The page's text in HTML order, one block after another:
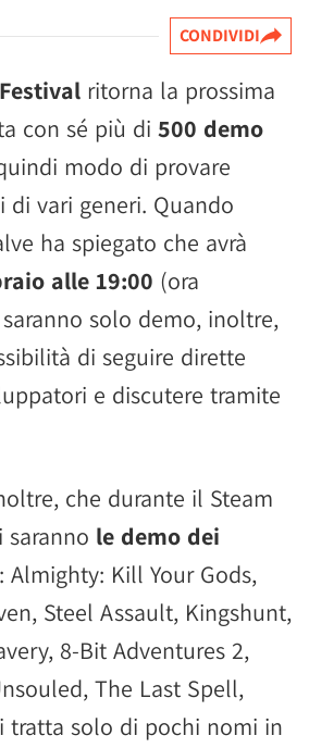
CONDIVIDI
ritorna la prossima
con sé più di 500 demo
modo di provare
vari generi. Quando
ha spiegato che avrà
alle 19:00 (ora
solo demo, inoltre,
di seguire dirette
e discutere tramite
che durante il Steam
saranno le demo dei
: Almighty: Kill Your Gods,
Steel Assault, Kingshunt,
8-Bit Adventures 2,
The Last Spell,
tratta solo di pochi nomi in